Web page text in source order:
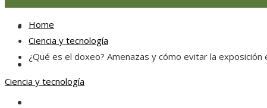
Responsabilidad social
Ciencia y tecnología
Home
Ciencia y tecnología
¿Qué es el doxeo? Amenazas y cómo evitar la exposición
Ciencia y tecnología